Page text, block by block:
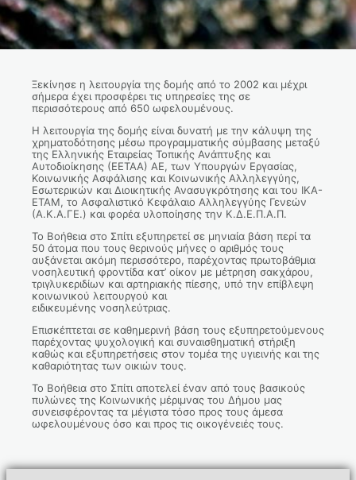
Ξεκίνησε η λειτουργία της δομής από το 2002 και μέχρι
σήμερα έχει προσφέρει τις υπηρεσίες της σε
περισσότερους από 650 ωφελουμένους.
Η λειτουργία της δομής είναι δυνατή με την κάλυψη της
χρηματοδότησης μέσω προγραμματικής σύμβασης μεταξύ
της Ελληνικής Εταιρείας Τοπικής Ανάπτυξης και
Αυτοδιοίκησης (ΕΕΤΑΑ) ΑΕ, των Υπουργών Εργασίας,
Κοινωνικής Ασφάλισης και Κοινωνικής Αλληλεγγύης,
Εσωτερικών και Διοικητικής Ανασυγκρότησης και του ΙΚΑ-
ΕΤΑΜ, το Ασφαλιστικό Κεφάλαιο Αλληλεγγύης Γενεών
(Α.Κ.Α.ΓΕ.) και φορέα υλοποίησης την Κ.Δ.Ε.Π.Α.Π.
Το Βοήθεια στο Σπίτι εξυπηρετεί σε μηνιαία βάση περί τα
50 άτομα που τους θερινούς μήνες ο αριθμός τους
αυξάνεται ακόμη περισσότερο, παρέχοντας πρωτοβάθμια
νοσηλευτική φροντίδα κατ’ οίκον με μέτρηση σακχάρου,
τριγλυκεριδίων και αρτηριακής πίεσης, υπό την επίβλεψη
κοινωνικού λειτουργού και
ειδικευμένης νοσηλεύτριας.
Επισκέπτεται σε καθημερινή βάση τους εξυπηρετούμενους
παρέχοντας ψυχολογική και συναισθηματική στήριξη
καθώς και εξυπηρετήσεις στον τομέα της υγιεινής και της
καθαριότητας των οικιών τους.
Το Βοήθεια στο Σπίτι αποτελεί έναν από τους βασικούς
πυλώνες της Κοινωνικής μέριμνας του Δήμου μας
συνεισφέροντας τα μέγιστα τόσο προς τους άμεσα
ωφελουμένους όσο και προς τις οικογένειές τους.